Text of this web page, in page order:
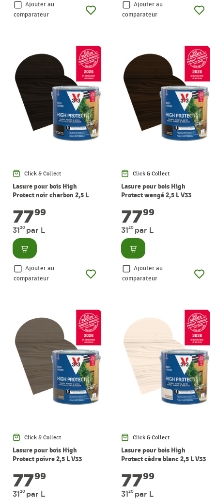
Ajouter au
comparateur
Ajouter au
comparateur
Click & Collect
Lasure pour bois High
Protect noir charbon 2,5 L
7799
3120 par L
Consulter
Ajouter au
comparateur
Click & Collect
Lasure pour bois High
Protect wengé 2,5 L V33
7799
3120 par L
Consulter
Ajouter au
comparateur
Click & Collect
Lasure pour bois High
Protect poivre 2,5 L V33
7799
3120 par L
Click & Collect
Lasure pour bois High
Protect cèdre blanc 2,5 L V33
7799
3120 par L